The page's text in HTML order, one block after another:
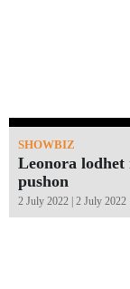
SHOWBIZ
Leonora lodhet
pushon
2 July 2022 | 2 July 2022